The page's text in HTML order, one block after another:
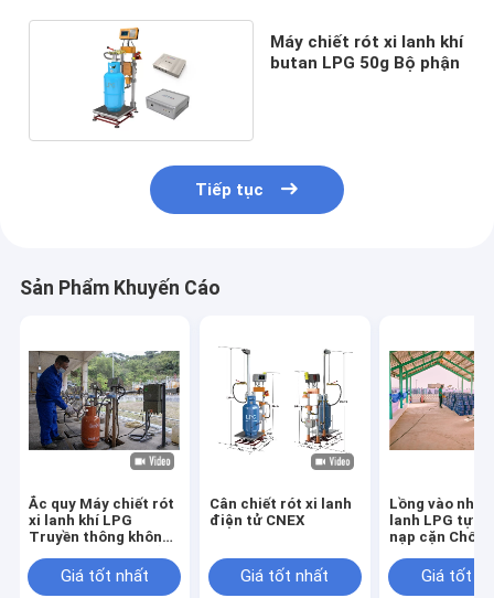
Máy chiết rót xi lanh khí
butan LPG 50g Bộ phận
Tiếp tục
Sản Phẩm Khuyến Cáo
Ắc quy Máy chiết rót
xi lanh khí LPG
Truyền thông không
Giá tốt nhất
Cân chiết rót xi lanh
điện tử CNEX
Giá tốt nhất
Lồng vào
lanh LPG tự
nạp cặn
Giá tốt